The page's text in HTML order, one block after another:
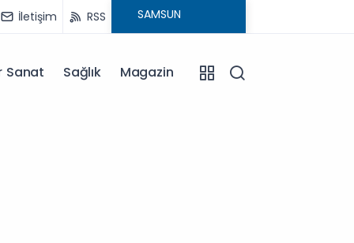
İletişim RSS
Sanat Sağlık Magazin